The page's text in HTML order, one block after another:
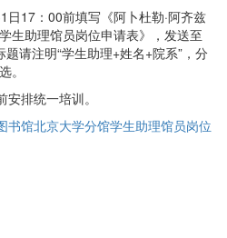
17：00前填写《阿卜杜勒·阿齐兹
生助理馆员岗位申请表》，发送至
请注明“学生助理+姓名+院系”，分
。
排统一培训。
馆北京大学分馆学生助理馆员岗位